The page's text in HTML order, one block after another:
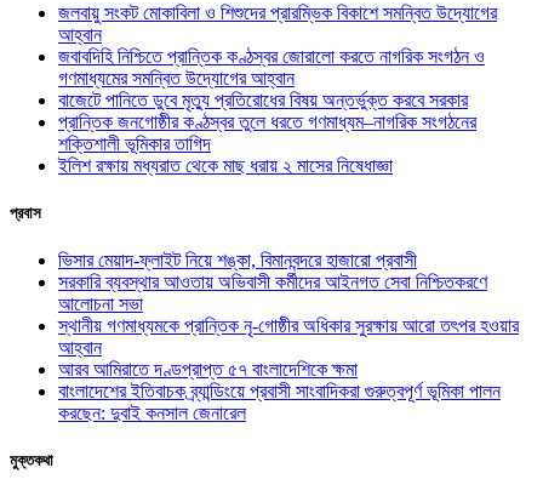
জলবায়ু সংকট মোকাবিলা ও শিশুদের প্রারম্ভিক বিকাশে সমন্বিত উদ্যোগের
আহ্বান
জবাবদিহি নিশ্চিতে প্রান্তিক কণ্ঠস্বর জোরালো করতে নাগরিক সংগঠন ও
গণমাধ্যমের সমন্বিত উদ্যোগের আহ্বান
বাজেটে পানিতে ডুবে মৃত্যু প্রতিরোধের বিষয় অন্তর্ভুক্ত করবে সরকার
প্রান্তিক জনগোষ্ঠীর কণ্ঠস্বর তুলে ধরতে গণমাধ্যম–নাগরিক সংগঠনের
শক্তিশালী ভূমিকার তাগিদ
ইলিশ রক্ষায় মধ্যরাত থেকে মাছ ধরায় ২ মাসের নিষেধাজ্ঞা
প্রবাস
ভিসার মেয়াদ-ফ্লাইট নিয়ে শঙ্কা, বিমানবন্দরে হাজারো প্রবাসী
সরকারি ব্যবস্থার আওতায় অভিবাসী কর্মীদের আইনগত সেবা নিশ্চিতকরণে
আলোচনা সভা
স্থানীয় গণমাধ্যমকে প্রান্তিক নৃ-গোষ্ঠীর অধিকার সুরক্ষায় আরো তৎপর হওয়ার
আহ্বান
আরব আমিরাতে দণ্ডপ্রাপ্ত ৫৭ বাংলাদেশিকে ক্ষমা
বাংলাদেশের ইতিবাচক ব্র্যান্ডিংয়ে প্রবাসী সাংবাদিকরা গুরুত্বপূর্ণ ভূমিকা পালন
করছেন: দুবাই কনসাল জেনারেল
মুক্তকথা